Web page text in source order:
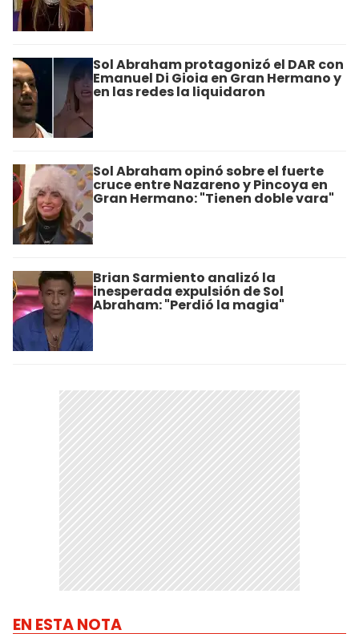
Sol Abraham protagonizó el DAR con
Emanuel Di Gioia en Gran Hermano y
en las redes la liquidaron
Sol Abraham opinó sobre el fuerte
cruce entre Nazareno y Pincoya en
Gran Hermano: "Tienen doble vara"
Brian Sarmiento analizó la
inesperada expulsión de Sol
Abraham: "Perdió la magia"
EN ESTA NOTA